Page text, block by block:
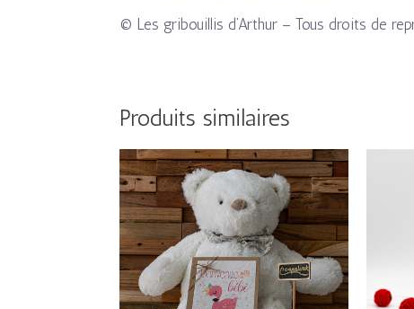
© Les gribouillis d’Arthur – Tous droits de
Produits similaires